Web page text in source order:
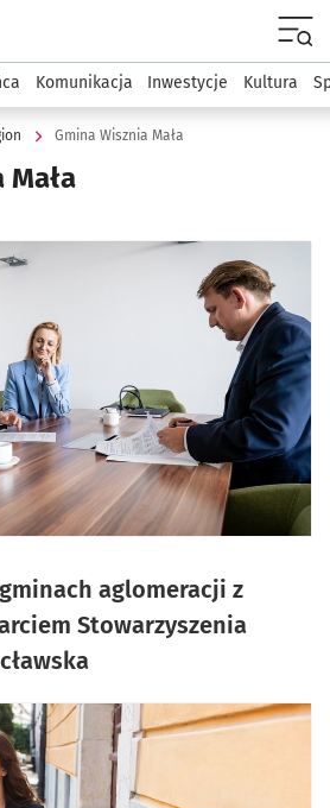
wroclaw.pl
Komunikacja Inwestycje Kultura
Gmina Wisznia Mała
Mała
aglomeracji z
Stowarzyszenia